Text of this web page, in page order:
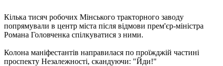
Кілька тисяч робочих Мінського тракторного заводу
попрямували в центр міста після відмови прем'єр-міністра
Романа Головченка спілкуватися з ними.
Колона маніфестантів направилася по проїжджій частині
проспекту Незалежності, скандуючи: "Йди!"